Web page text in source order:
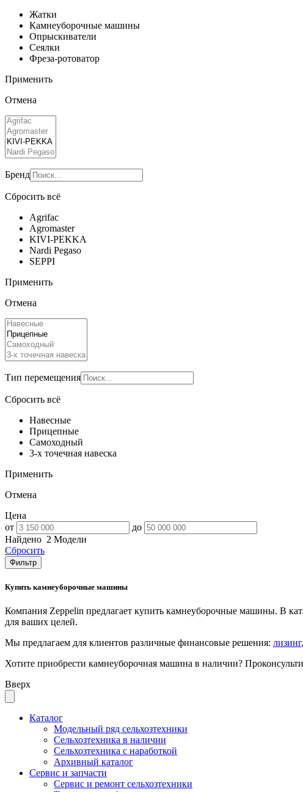
Жатки
Камнеуборочные машины
Опрыскиватели
Сеялки
Фреза-ротоватор
Применить
Отмена
Бренд
Сбросить всё
Agrifac
Agromaster
KIVI-PEKKA
Nardi Pegaso
SEPPI
Применить
Отмена
Тип перемещения
Сбросить всё
Навесные
Прицепные
Самоходный
3-х точечная навеска
Применить
Отмена
Цена
от
до
Найдено 2 Модели
Сбросить
Фильтр
Купить камнеуборочные машины
Компания Zeppelin предлагает купить камнеуборочные машины. В
для ваших целей.
Мы предлагаем для клиентов различные финансовые решения: лизинг
Хотите приобрести камнеуборочная машина в наличии?
Вверх
Каталог
Модельный ряд сельхозтехники
Сельхозтехника в наличии
Сельхозтехника с наработкой
Архивный каталог
Сервис и запчасти
Сервис и ремонт сельхозтехники